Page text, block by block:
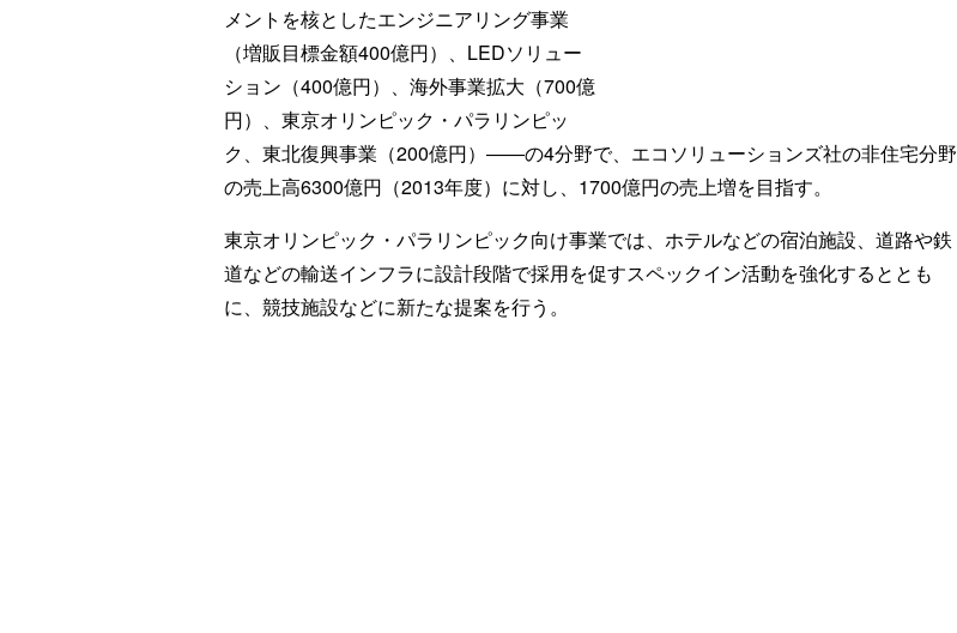
メントを核としたエンジニアリング事業
（増販目標金額400億円）、LEDソリュー
ション（400億円）、海外事業拡大（700億
円）、東京オリンピック・パラリンピッ
ク、東北復興事業（200億円）――の4分野で、エコソリューションズ社の非住宅分野
の売上高6300億円（2013年度）に対し、1700億円の売上増を目指す。
東京オリンピック・パラリンピック向け事業では、ホテルなどの宿泊施設、道路や鉄
道などの輸送インフラに設計段階で採用を促すスペックイン活動を強化するととも
に、競技施設などに新たな提案を行う。